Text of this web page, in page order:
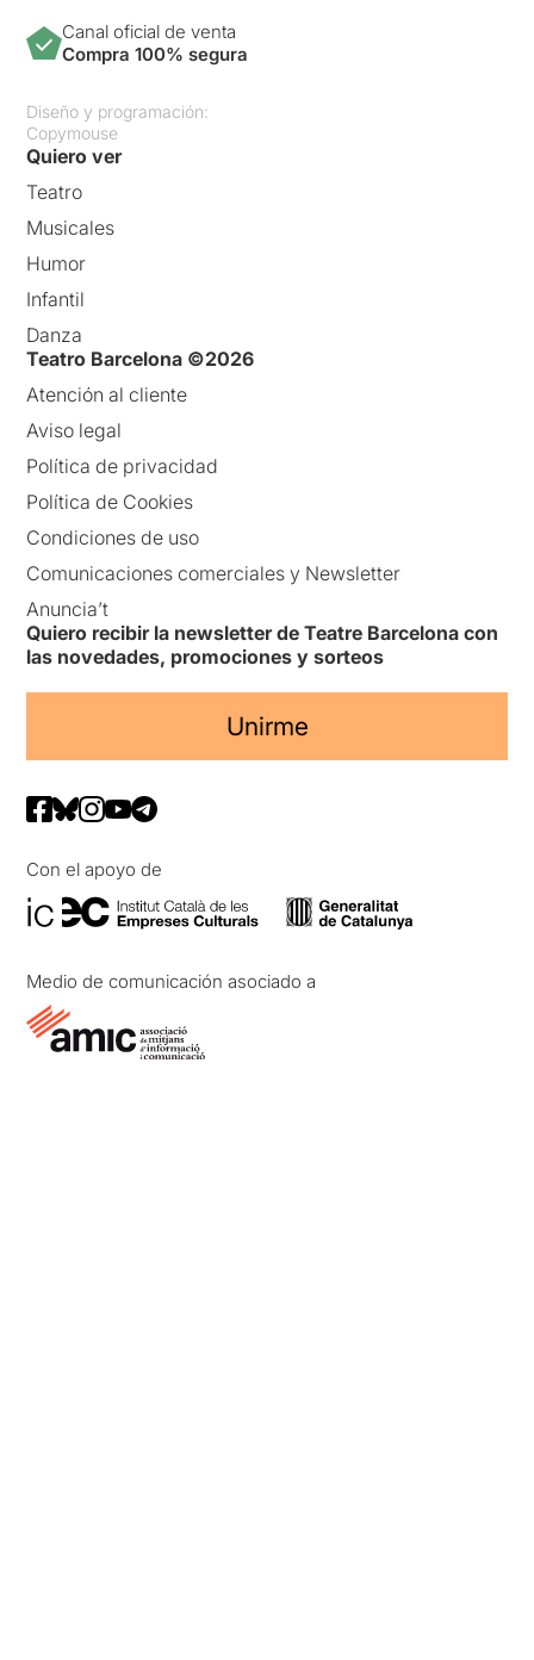
Canal oficial de venta
Compra 100% segura
Diseño y programación:
Copymouse
Quiero ver
Teatro
Musicales
Humor
Infantil
Danza
Teatro Barcelona ©2026
Atención al cliente
Aviso legal
Política de privacidad
Política de Cookies
Condiciones de uso
Comunicaciones comerciales y Newsletter
Anuncia’t
Quiero recibir la newsletter de Teatre Barcelona con
las novedades, promociones y sorteos
Unirme
Con el apoyo de
Medio de comunicación asociado a